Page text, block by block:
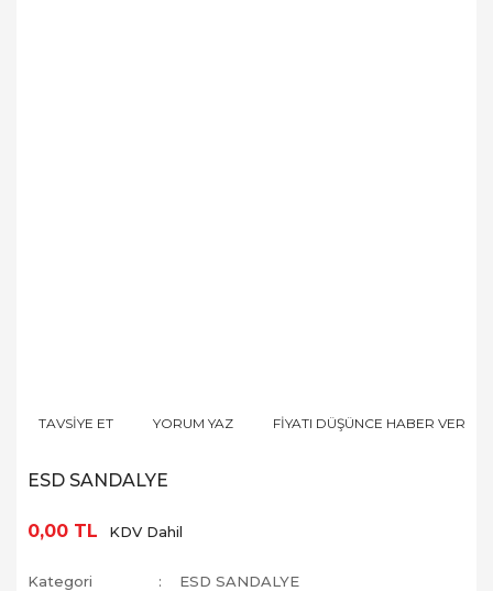
TAVSİYE ET YORUM YAZ FİYATI DÜŞÜNCE HABER VER
ESD SANDALYE
0,00 TL KDV Dahil
Kategori
ESD SANDALYE